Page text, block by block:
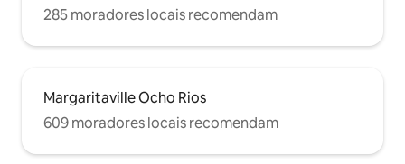
285 moradores locais recomendam
Margaritaville Ocho Rios
609 moradores locais recomendam